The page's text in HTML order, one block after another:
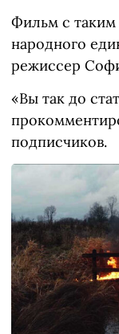
Фильм с таким
народного
режиссер
«Вы так до
подписчиков.